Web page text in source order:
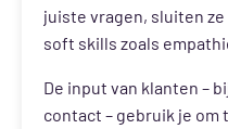
juiste vragen, sluiten ze
soft skills zoals
De input van klanten –
contact – gebruik je